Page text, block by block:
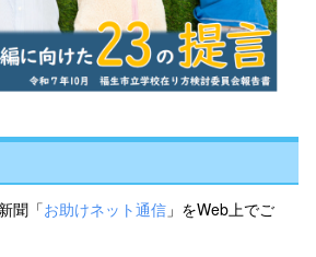
聞「お助けネット通信 」をWeb上でご